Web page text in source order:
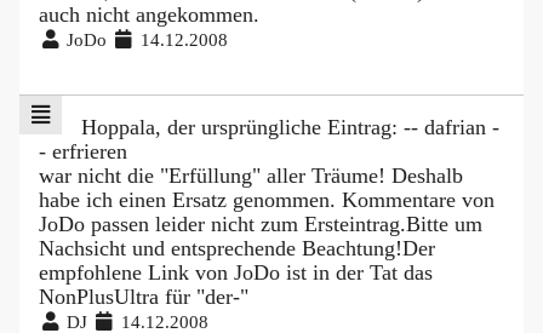
auch nicht angekommen.
JoDo 14.12.2008
Hoppala, der ursprüngliche Eintrag: -- dafrian -
- erfrieren
war nicht die "Erfüllung" aller Träume! Deshalb
habe ich einen Ersatz genommen. Kommentare von
JoDo passen leider nicht zum Ersteintrag.Bitte um
Nachsicht und entsprechende Beachtung!Der
empfohlene Link von JoDo ist in der Tat das
NonPlusUltra für "der-"
DJ 14.12.2008